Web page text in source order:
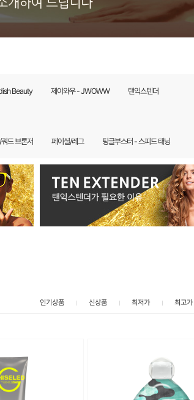
Beauty 제이와우 - JWOWW 탠익스텐더
드 브론저 페이셜/레그 팅글부스터 - 스피드 태닝
인기상품 신상품 최저가 최고가